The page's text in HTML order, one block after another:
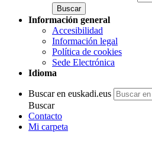
Información general
Accesibilidad
Información legal
Política de cookies
Sede Electrónica
Idioma
Buscar en euskadi.eus
Buscar
Contacto
Mi carpeta